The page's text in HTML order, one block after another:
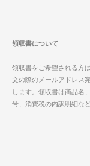
領収書について
領収書をご希望される方
文の際のメールアドレス
します。領収書は商品名
号、消費税の内訳明細な